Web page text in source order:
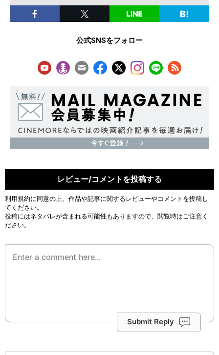
公式SNSをフォロー
レビュー/コメントを投稿する
利用規約に同意の上、作品や記事に関するレビューやコメントを投稿し
てください。
投稿にはネタバレが含まれる可能性もありますので、閲覧時はご注意く
ださい。
Submit Reply